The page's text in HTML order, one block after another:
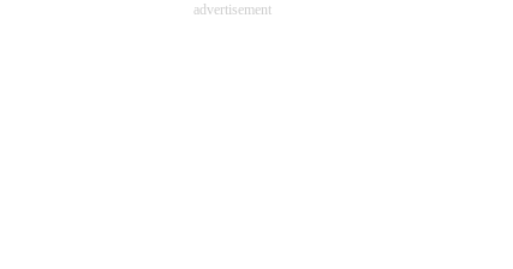
advertisement